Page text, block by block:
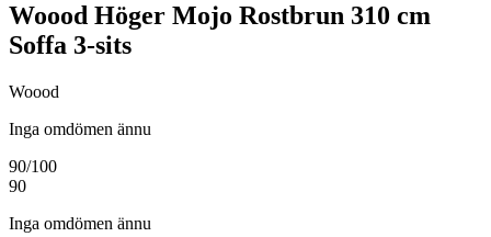
Woood Höger Mojo Rostbrun 310 cm
Soffa 3-sits
Woood
Inga omdömen ännu
90/100
90
Inga omdömen ännu